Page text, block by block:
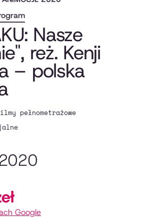
Nasze
reż. Kenji
– polska
pełnometrażowe
Google